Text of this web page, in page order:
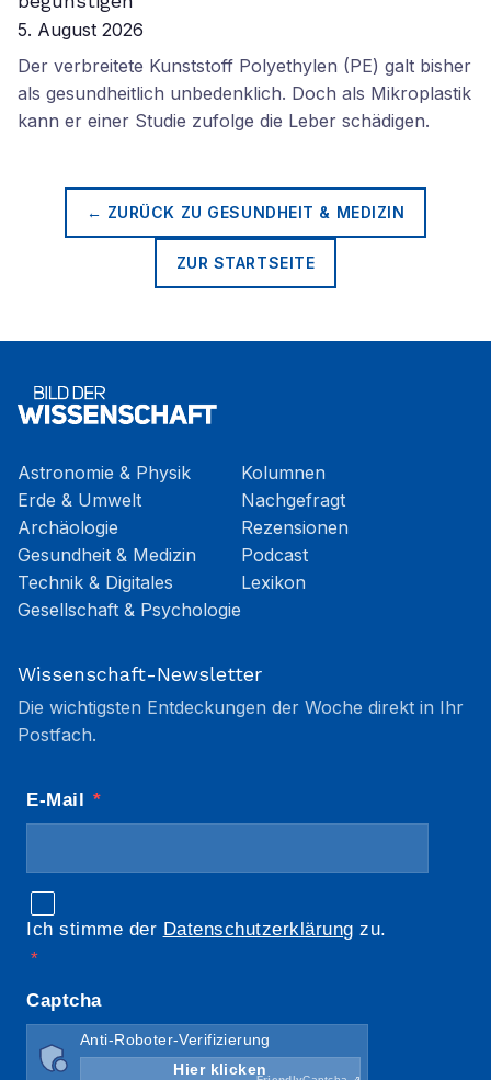
5. August 2026
Der verbreitete Kunststoff Polyethylen (PE) galt bisher
als gesundheitlich unbedenklich. Doch als Mikroplastik
kann er einer Studie zufolge die Leber schädigen.
← ZURÜCK ZU GESUNDHEIT & MEDIZIN
ZUR STARTSEITE
Astronomie & Physik
Erde & Umwelt
Archäologie
Gesundheit & Medizin
Technik & Digitales
Gesellschaft & Psychologie
Kolumnen
Nachgefragt
Rezensionen
Podcast
Lexikon
Wissenschaft-Newsletter
Die wichtigsten Entdeckungen der Woche direkt in Ihr
Postfach.